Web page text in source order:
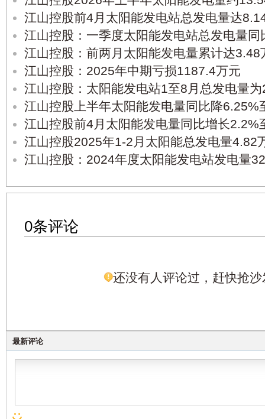
江山控股前4月太阳能发电站总发电量达
江山控股：一季度太阳能发电站总发电量
江山控股：前两月太阳能发电量累计达
江山控股：2025年中期亏损1187.4万元
江山控股：太阳能发电站1至8月总发电量
江山控股上半年太阳能发电量同比降6.25%
江山控股前4月太阳能发电量同比增长2.2%
江山控股2025年1-2月太阳能总发电量4.82
江山控股：2024年度太阳能发电站发电量
0条评论
还没有人评论过，赶快抢沙
最新评论